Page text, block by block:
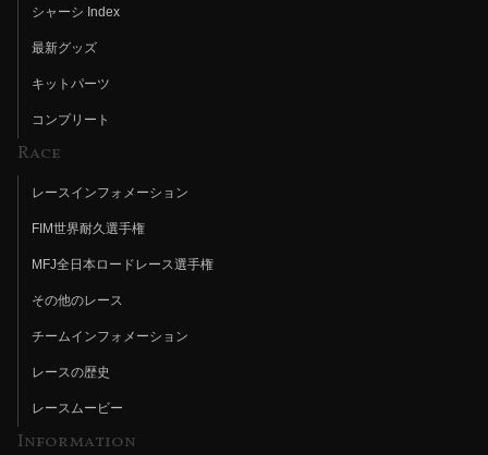
シャーシ Index
最新グッズ
キットパーツ
コンプリート
Race
レースインフォメーション
FIM世界耐久選手権
MFJ全日本ロードレース選手権
その他のレース
チームインフォメーション
レースの歴史
レースムービー
Information